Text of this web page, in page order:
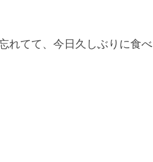
れてて、今日久しぶりに食べ